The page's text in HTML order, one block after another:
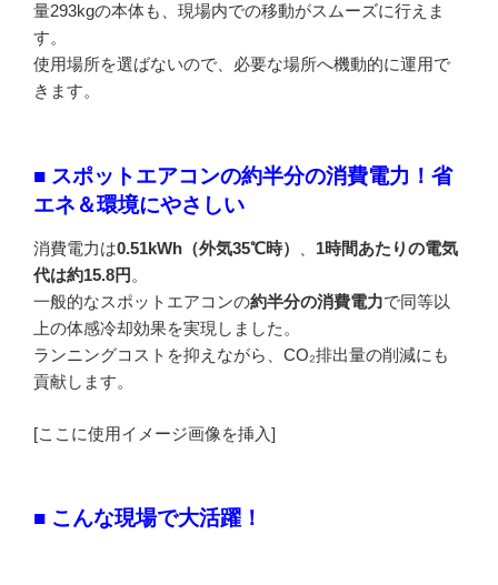
量293kgの本体も、現場内での移動がスムーズに行えま
す。
使用場所を選ばないので、必要な場所へ機動的に運用で
きます。
■ スポットエアコンの約半分の消費電力！省
エネ＆環境にやさしい
消費電力は0.51kWh（外気35℃時）
1時間あたりの電気
代は約15.8円 。
一般的なスポットエアコンの約半分の消費電力で同等以
上の体感冷却効果を実現しました。
ランニングコストを抑えながら、CO₂排出量の削減にも
貢献します。
[ここに使用イメージ画像を挿入]
■ こんな現場で大活躍！